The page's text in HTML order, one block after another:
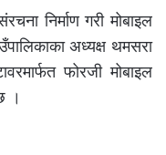
निर्माण गरी मोबाइल
अध्यक्ष थमसरा
फोरजी मोबाइल
।